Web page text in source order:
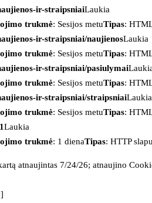
ir-straipsniaiLaukia
trukmė: Sesijos metuTipas:
ir-straipsniai/naujienosLaukia
trukmė: Sesijos metuTipas:
ir-straipsniai/pasiulymai
trukmė: Sesijos metuTipas:
ir-straipsniai/straipsniaiLaukia
trukmė: Sesijos metuTipas:
Laukia
trukmė: 1 dienaTipas: HTTP
atnaujintas 7/24/26; atnaujino